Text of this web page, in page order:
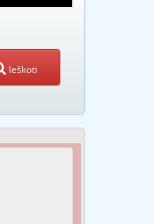
Ieškoti